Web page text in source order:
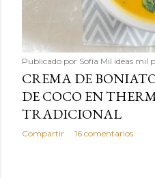
Publicado por Sofía Mil ideas mil
CREMA DE
DE COCO EN
TRADICIONAL
Compartir 16 comentarios